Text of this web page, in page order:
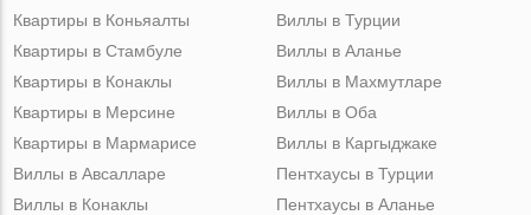
Квартиры в Коньяалты
Квартиры в Стамбуле
Квартиры в Конаклы
Квартиры в Мерсине
Квартиры в Мармарисе
Виллы в Турции
Виллы в Аланье
Виллы в Махмутларе
Виллы в Оба
Виллы в Каргыджаке
Виллы в Авсалларе
Виллы в Конаклы
Пентхаусы в Турции
Пентхаусы в Аланье